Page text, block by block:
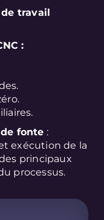
travail
:
fonte :
exécution de la
principaux
processus.